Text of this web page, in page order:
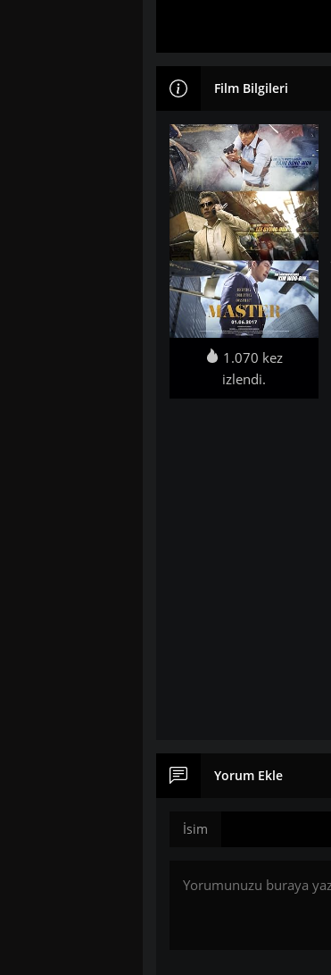
Film Bilgileri
1.070 kez
izlendi.
Yorum Ekle
İsim